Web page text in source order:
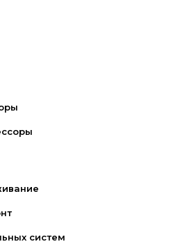
систем